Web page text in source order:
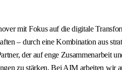
mit Fokus auf die digitale
– durch eine Kombination aus
der auf enge
zu stärken. Bei AIM arbeiten